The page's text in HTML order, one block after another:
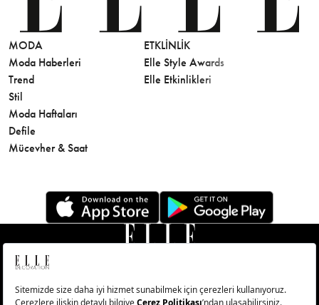
MODA
Moda Haberleri
Trend
Stil
Moda Haftaları
Defile
Mücevher & Saat
ETKLINLIK
Elle Style Awards
Elle Etkinlikleri